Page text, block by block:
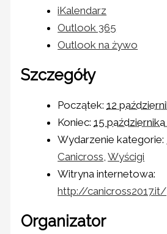
iKalendarz
Outlook 365
Outlook na żywo
Szczegóły
Początek: 12
Koniec: 15 października
Wydarzenie kategorie:
Canicross ,Wyścigi
Witryna internetowa:
http://canicross2017.it/
Organizator